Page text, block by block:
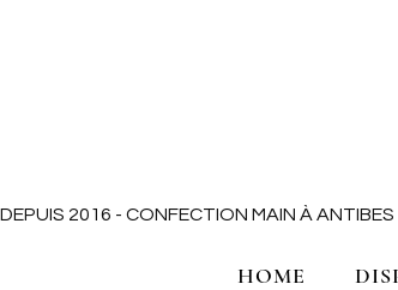
DEPUIS 2016 - CONFECTION MAIN À
HOME